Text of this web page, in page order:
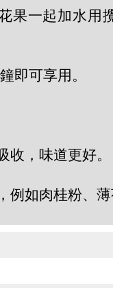
果一起加水用
即可享用。
收，味道更好。
例如肉桂粉、